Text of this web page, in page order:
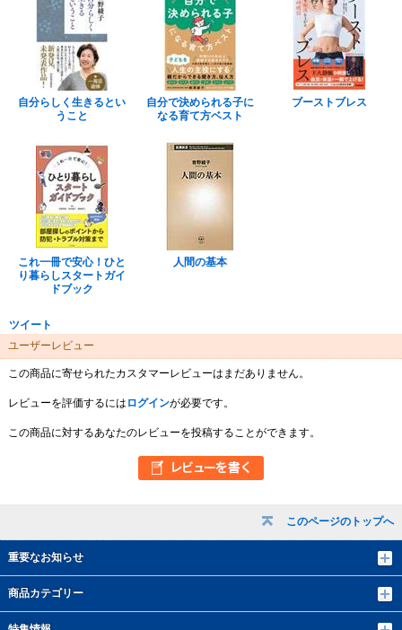
このページのトップへ
重要なお知らせ
商品カテゴリー
自分らしく生きるとい
うこと
自分で決められる子に
なる育て方ベスト
ブーストブレス
これ一冊で安心！ひと
り暮らしスタートガイ
ドブック
人間の基本
ツイート
ユーザーレビュー
この商品に寄せられたカスタマーレビューはまだありません。
レビューを評価するには ログインが必要です。
この商品に対するあなたのレビューを投稿することができます。